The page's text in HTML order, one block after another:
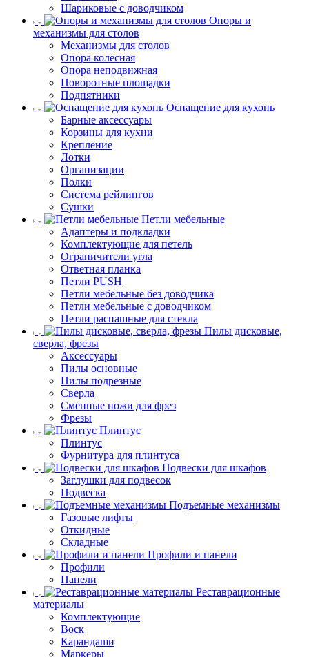
Шариковые с доводчиком
Опоры и
механизмы для столов
Механизмы для столов
Опора колесная
Опора неподвижная
Поворотные площадки
Подпятники
Оснащение для кухонь
Барные аксессуары
Корзины для кухни
Крепление
Лотки
Организации
Полки
Система рейлингов
Сушки
Петли мебельные
Адаптеры и подкладки
Комплектующие для петель
Ограничители угла
Ответная планка
Петли PUSH
Петли мебельные без доводчика
Петли мебельные с доводчиком
Петли распашные для стекла
Пилы дисковые,
сверла, фрезы
Аксессуары
Пилы основные
Пилы подрезные
Сверла
Сменные ножи для фрез
Фрезы
Плинтус
Плинтус
Фурнитура для плинтуса
Подвески для шкафов
Заглушки для подвесок
Подвеска
Подъемные механизмы
Газовые лифты
Откидные
Складные
Профили и панели
Профили
Панели
Реставрационные
материалы
Комплектующие
Воск
Карандаши
Маркеры